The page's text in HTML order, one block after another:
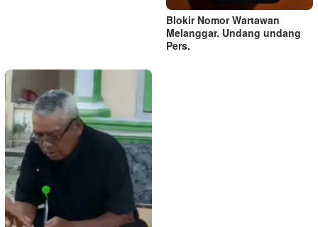
Blokir Nomor Wartawan
Melanggar. Undang undang
Pers.